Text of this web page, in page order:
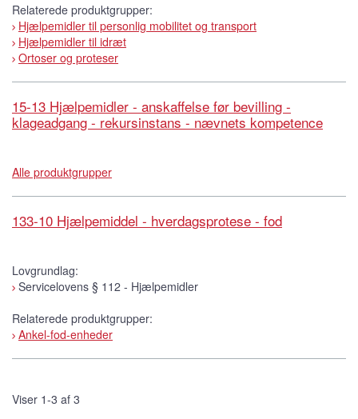
Relaterede produktgrupper:
Hjælpemidler til personlig mobilitet og transport
Hjælpemidler til idræt
Ortoser og proteser
15-13 Hjælpemidler - anskaffelse før bevilling -
klageadgang - rekursinstans - nævnets kompetence
Alle produktgrupper
133-10 Hjælpemiddel - hverdagsprotese - fod
Lovgrundlag:
Servicelovens § 112 - Hjælpemidler
Relaterede produktgrupper:
Ankel-fod-enheder
Viser 1-3 af 3